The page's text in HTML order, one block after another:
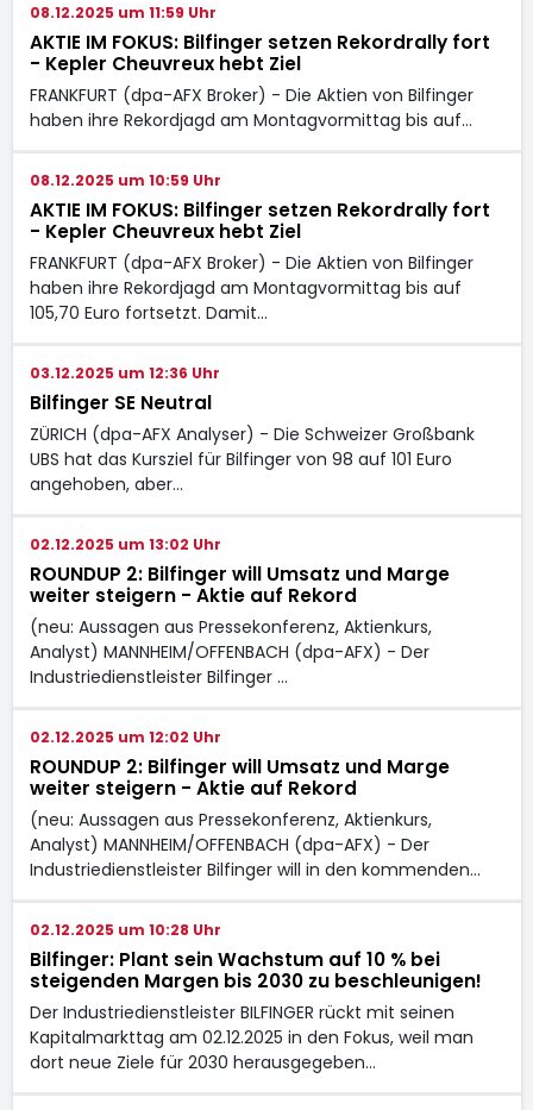
08.12.2025 um 11:59 Uhr
AKTIE IM FOKUS: Bilfinger setzen Rekordrally fort
- Kepler Cheuvreux hebt Ziel
FRANKFURT (dpa-AFX Broker) - Die Aktien von Bilfinger
haben ihre Rekordjagd am Montagvormittag bis auf…
08.12.2025 um 10:59 Uhr
AKTIE IM FOKUS: Bilfinger setzen Rekordrally fort
- Kepler Cheuvreux hebt Ziel
FRANKFURT (dpa-AFX Broker) - Die Aktien von Bilfinger
haben ihre Rekordjagd am Montagvormittag bis auf
105,70 Euro fortsetzt. Damit…
03.12.2025 um 12:36 Uhr
Bilfinger SE Neutral
ZÜRICH (dpa-AFX Analyser) - Die Schweizer Großbank
UBS hat das Kursziel für Bilfinger von 98 auf 101 Euro
angehoben, aber…
02.12.2025 um 13:02 Uhr
ROUNDUP 2: Bilfinger will Umsatz und Marge
weiter steigern - Aktie auf Rekord
(neu: Aussagen aus Pressekonferenz, Aktienkurs,
Analyst) MANNHEIM/OFFENBACH (dpa-AFX) - Der
Industriedienstleister Bilfinger …
02.12.2025 um 12:02 Uhr
ROUNDUP 2: Bilfinger will Umsatz und Marge
weiter steigern - Aktie auf Rekord
(neu: Aussagen aus Pressekonferenz, Aktienkurs,
Analyst) MANNHEIM/OFFENBACH (dpa-AFX) - Der
Industriedienstleister Bilfinger will in den kommenden…
02.12.2025 um 10:28 Uhr
Bilfinger: Plant sein Wachstum auf 10 % bei
steigenden Margen bis 2030 zu beschleunigen!
Der Industriedienstleister BILFINGER rückt mit seinen
Kapitalmarkttag am 02.12.2025 in den Fokus, weil man
dort neue Ziele für 2030 herausgegeben…